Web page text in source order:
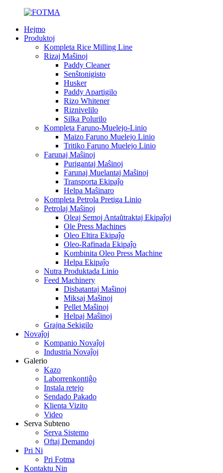
Hejmo
Produktoj
Kompleta Rice Milling Line
Rizaj Maŝinoj
Paddy Cleaner
Senŝtonigisto
Husker
Paddy Apartigilo
Rizo Whitener
Riznivelilo
Silka Polurilo
Kompleta Faruno-Muelejo-Linio
Maizo Faruno Muelejo Linio
Tritiko Faruno Muelejo Linio
Farunaj Maŝinoj
Purigantaj Maŝinoj
Farunaj Muelantaj Maŝinoj
Transporta Ekipaĵo
Helpa Maŝinaro
Kompleta Petrola Pretiga Linio
Petrolaj Maŝinoj
Oleaj Semoj Antaŭtraktaj Ekipaĵoj
Ole Press Machines
Oleo Eltira Ekipaĵo
Oleo-Rafinada Ekipaĵo
Kombinita Oleo Press Machine
Helpa Ekipaĵo
Nutra Produktada Linio
Feed Machinery
Disbatantaj Maŝinoj
Miksaj Maŝinoj
Pellet Maŝinoj
Helpaj Maŝinoj
Grajna Sekigilo
Novaĵoj
Kompanio Novaĵoj
Industria Novaĵoj
Galerio
Kazo
Laborrenkontiĝo
Instala retejo
Sendado Pakado
Klienta Vizito
Video
Serva Subteno
Serva Sistemo
Oftaj Demandoj
Pri Ni
Pri Fotma
Kontaktu Nin